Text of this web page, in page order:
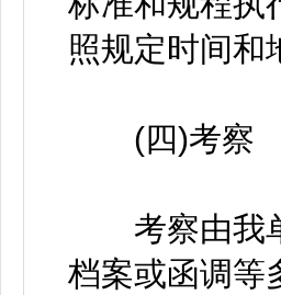
照规定时间和
(四)考察
考察由我单
档案或函调等